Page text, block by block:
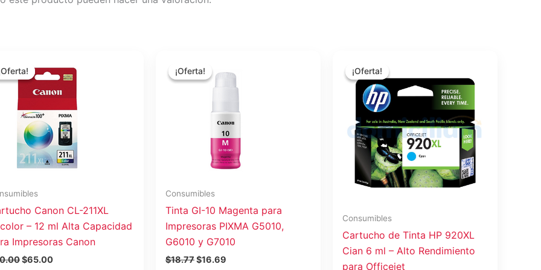
Canon CL-211XL
– 12 ml Alta Capacidad
Impresoras Canon
precio
original
era:
$70.00.
$65.00
precio
actual
es:
$65.00.
¡Oferta!
¡Oferta!
Consumibles
Tinta GI-10 Magenta para
Impresoras PIXMA G5010,
G6010 y G7010
$18.77
precio
original
$16.69
actual
es:
¡Oferta!
¡Oferta!
Consumibles
Cartucho de Tinta HP 920XL
Cian 6 ml – Alto Rendimiento
para Officejet
precio
original
era:
$71.39.
actual
es:
$66.39.